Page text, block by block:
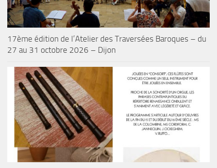
17ème édition de l’Atelier des Traversées Baroques – du
27 au 31 octobre 2026 – Dijon